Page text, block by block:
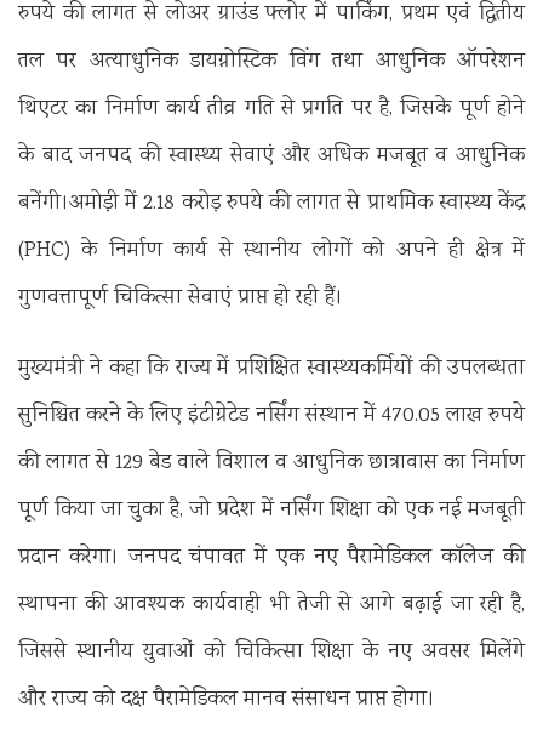
रुपये की लागत से लोअर ग्राउंड फ्लोर में पार्किंग, प्रथम एवं द्वितीय
तल पर अत्याधुनिक डायग्नोस्टिक विंग तथा आधुनिक ऑपरेशन
थिएटर का निर्माण कार्य तीव्र गति से प्रगति पर है, जिसके पूर्ण होने
के बाद जनपद की स्वास्थ्य सेवाएं और अधिक मजबूत व आधुनिक
बनेंगी।अमोड़ी में 2.18 करोड़ रुपये की लागत से प्राथमिक स्वास्थ्य केंद्र
(PHC) के निर्माण कार्य से स्थानीय लोगों को अपने ही क्षेत्र में
गुणवत्तापूर्ण चिकित्सा सेवाएं प्राप्त हो रही हैं।
मुख्यमंत्री ने कहा कि राज्य में प्रशिक्षित स्वास्थ्यकर्मियों की उपलब्धता
सुनिश्चित करने के लिए इंटीग्रेटेड नर्सिंग संस्थान में 470.05 लाख रुपये
की लागत से 129 बेड वाले विशाल व आधुनिक छात्रावास का निर्माण
पूर्ण किया जा चुका है, जो प्रदेश में नर्सिंग शिक्षा को एक नई मजबूती
प्रदान करेगा। जनपद चंपावत में एक नए पैरामेडिकल कॉलेज की
स्थापना की आवश्यक कार्यवाही भी तेजी से आगे बढ़ाई जा रही है,
जिससे स्थानीय युवाओं को चिकित्सा शिक्षा के नए अवसर मिलेंगे
और राज्य को दक्ष पैरामेडिकल मानव संसाधन प्राप्त होगा।